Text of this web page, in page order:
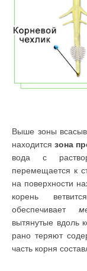
Выше зоны
находится зона
вода с
перемещается к
на поверхности
корень
обеспечивает
вытянутые вдоль
рано теряют
часть корня